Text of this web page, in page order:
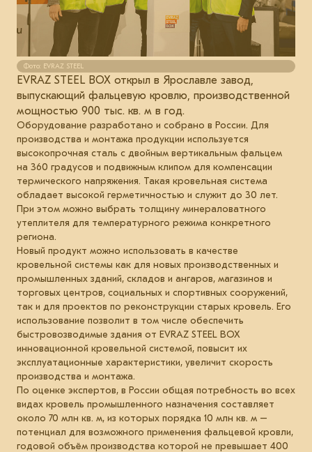
Фото: EVRAZ STEEL
EVRAZ STEEL BOX открыл в Ярославле завод,
выпускающий фальцевую кровлю, производственной
мощностью 900 тыс. кв. м в год.
Оборудование разработано и собрано в России. Для
производства и монтажа продукции используется
высокопрочная сталь с двойным вертикальным фальцем
на 360 градусов и подвижным клипом для компенсации
термического напряжения. Такая кровельная система
обладает высокой герметичностью и служит до 30 лет.
При этом можно выбрать толщину минераловатного
утеплителя для температурного режима конкретного
региона.
Новый продукт можно использовать в качестве
кровельной системы как для новых производственных и
промышленных зданий, складов и ангаров, магазинов и
торговых центров, социальных и спортивных сооружений,
так и для проектов по реконструкции старых кровель. Его
использование позволит в том числе обеспечить
быстровозводимые здания от EVRAZ STEEL BOX
инновационной кровельной системой, повысит их
эксплуатационные характеристики, увеличит скорость
производства и монтажа.
По оценке экспертов, в России общая потребность во всех
видах кровель промышленного назначения составляет
около 70 млн кв. м, из которых порядка 10 млн кв. м –
потенциал для возможного применения фальцевой кровли,
годовой объём производства которой не превышает 400